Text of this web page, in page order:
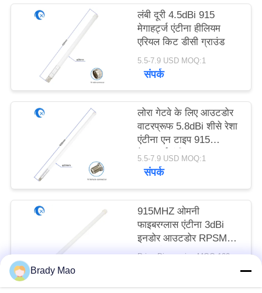
PRIVACY
POLICY
लंबी दूरी 4.5dBi 915
मेगाहर्ट्ज एंटीना हीलियम
एरियल किट डीसी ग्राउंड
5.5-7.9 USD MOQ:1
संपर्क
लोरा गेटवे के लिए आउटडोर
वाटरप्रूफ 5.8dBi शीसे रेशा
एंटीना एन टाइप 915
मेगाहर्ट्ज एंटीना;
5.5-7.9 USD MOQ:1
संपर्क
915MHZ ओमनी
फाइबरग्लास एंटीना 3dBi
इनडोर आउटडोर RPSMA
लोरा लोरावन एंटीना
Price Discussion MOQ:100PCS
Brady Mao